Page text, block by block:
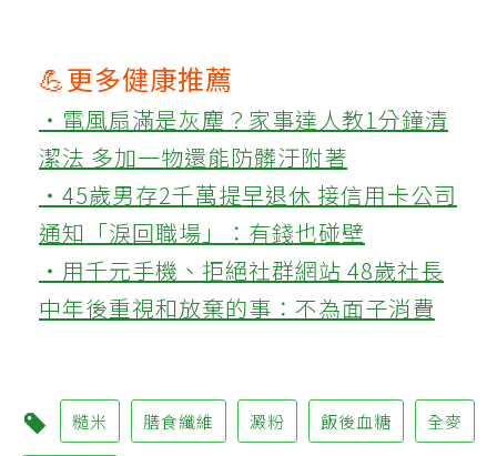
💪更多健康推薦
‧電風扇滿是灰塵？家事達人教1分鐘清
潔法 多加一物還能防髒汙附著
‧45歲男存2千萬提早退休 接信用卡公司
通知「淚回職場」：有錢也碰壁
‧用千元手機、拒絕社群網站 48歲社長
中年後重視和放棄的事：不為面子消費
糙米 膳食纖維 澱粉 飯後血糖 全麥